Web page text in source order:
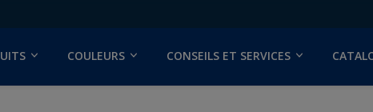
COULEURS CONSEILS ET SERVICES